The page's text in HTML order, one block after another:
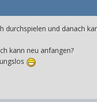
und danach
kann neu anfangen?